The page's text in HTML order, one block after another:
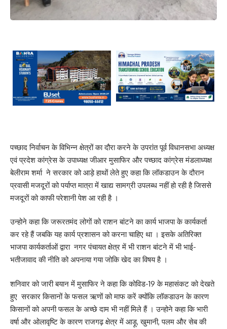
पच्छाद निर्वाचन के विभिन्न क्षेत्रों का दौरा करने के उपरांत पूर्व विधानसभा अध्यक्ष
एवं प्रदेश कांग्रेस के उपाध्यक्ष जीआर मुसाफिर और पच्छाद कांग्रेस मंडलाध्यक्ष
बेलीराम शर्मा ने सरकार को आड़े हाथों लेते हुए कहा कि लॉकडाउन के दौरान
प्रवासी मजदूरों को पर्याप्त मात्रा में खाद्य सामग्री उपलब्ध नहीं हो रही है जिससे
मजदूरों को काफी परेशानी पेश आ रही है ।
उन्होने कहा कि जरूरतमंद लोगों को राशन बांटने का कार्य भाजपा के कार्यकर्ता
कर रहे हैं जबकि यह कार्य प्रशासन को करना चाहिए था । इसके अतिरिक्त
भाजपा कार्यकर्ताओं द्वारा नगर पंचायत क्षेत्र में भी राशन बांटने में भी भाई-
भतीजावाद की नीति को अपनाया गया जोकि खेद का विषय है ।
शनिवार को जारी बयान में मुसाफिर ने कहा कि कोविड-19 के महासंकट को देखते
हुए सरकार किसानों के फसल ऋणों को माफ करें क्योंकि लॉकडाउन के कारण
किसानों को अपनी फसल के अच्छे दाम भी नहीं मिले हैं । उन्होने कहा कि भारी
वर्षा और ओलावृष्टि के कारण राजगढ़ क्षेत्र में आड़ू, खुमानी, पलम और सेब की